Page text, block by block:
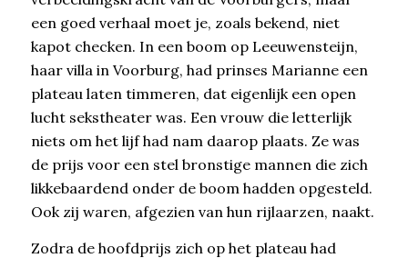
een goed verhaal moet je, zoals bekend, niet
kapot checken. In een boom op Leeuwensteijn,
haar villa in Voorburg, had prinses Marianne een
plateau laten timmeren, dat eigenlijk een open
lucht sekstheater was. Een vrouw die letterlijk
niets om het lijf had nam daarop plaats. Ze was
de prijs voor een stel bronstige mannen die zich
likkebaardend onder de boom hadden opgesteld.
Ook zij waren, afgezien van hun rijlaarzen, naakt.
Zodra de hoofdprijs zich op het plateau had